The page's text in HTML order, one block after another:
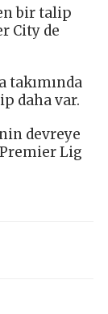
bir talip
City de
takımında
daha var.
devreye
Lig